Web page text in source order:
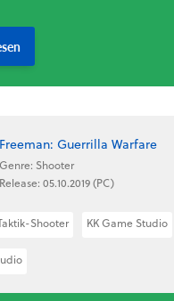
Freeman: Guerrilla Warfare
Genre: Shooter
Release: 05.10.2019 (PC)
Shooter KK Game Studio